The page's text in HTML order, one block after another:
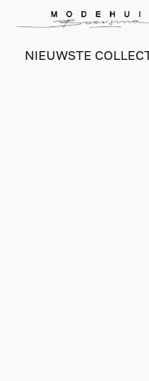
NIEUWSTE